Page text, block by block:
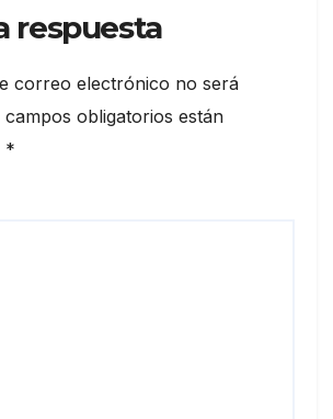
respuesta
correo electrónico no será
campos obligatorios están
*